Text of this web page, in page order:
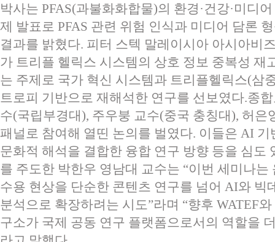
박사는 PFAS(과불화화합물)의 환경·건강·미디
제 발표로 PFAS 관련 위험 인식과 미디어 담론
결과를 밝혔다. 피터 스텍 말레이시아 아시아비
가 트리플 헬릭스 시스템의 상호 정보 중복성 재
는 주제로 국가 혁신 시스템과 트리플헬릭스(삼
트로피 기반으로 재해석한 연구를 선보였다.종
수(국립부경대), 주우붕 교수(중국 충칭대), 허은
패널로 참여해 열띤 논의를 벌였다. 이들은 AI
문화적 해석을 결합한 융합 연구 방향 등을 심도
를 주도한 박한우 영남대 교수는 “이번 세미나는
수용 현상을 단순한 콘텐츠 연구를 넘어 AI와 빅
분석으로 확장하려는 시도”라며 “향후 WATEF
구소가 국제 공동 연구 플랫폼으로서의 역할을